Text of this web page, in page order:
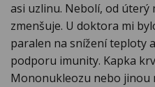
asi uzlinu. Nebolí, od úterý
zmenšuje. U doktora mi
paralen na snížení teploty
podporu imunity. Kapka
Mononukleozu nebo jinou